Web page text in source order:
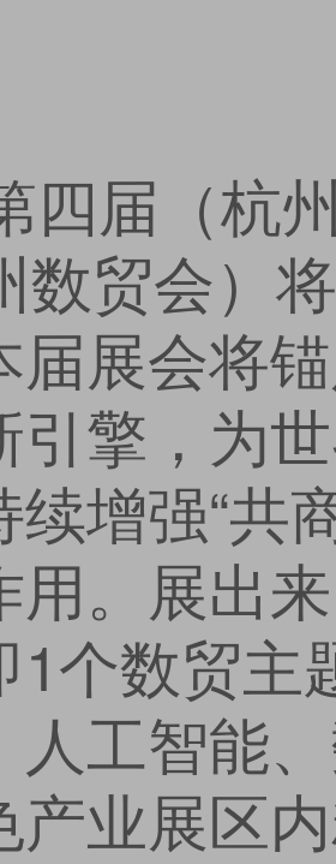
四届（杭
数贸会）
届展会将
引擎，为
续增强“共
用。展出
1个数贸主
人工智能
产业展区